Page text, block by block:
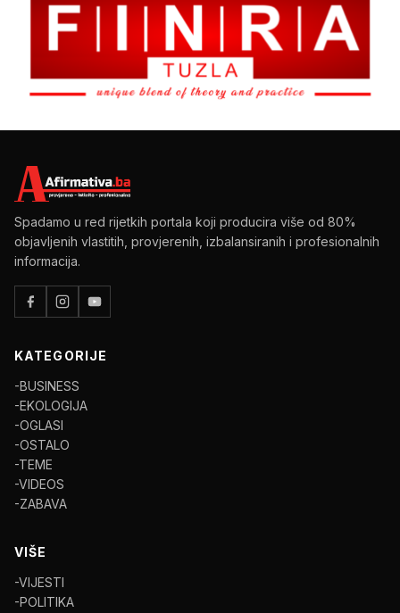
Spadamo u red rijetkih portala koji producira više od 80%
objavljenih vlastitih, provjerenih, izbalansiranih i profesionalnih
informacija.
KATEGORIJE
-BUSINESS
-EKOLOGIJA
-OGLASI
-OSTALO
-TEME
-VIDEOS
-ZABAVA
VIŠE
-VIJESTI
-POLITIKA